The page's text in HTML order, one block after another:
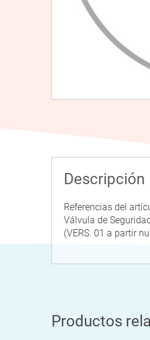
Descripción
Referencias del
Válvula de
(VERS. 01 a partir
Productos